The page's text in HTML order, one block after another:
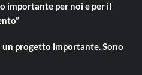
importante per noi e per il
un progetto importante. Sono